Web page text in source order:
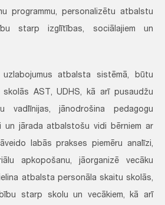
programmu, personalizētu atbalstu
starp izglītības, sociālajiem un
atbalsta sistēmā, būtu
skolās AST, UDHS, kā arī pusaudžu
vadlīnijas, jānodrošina pedagogu
un jārada atbalstošu vidi bērniem ar
labās prakses piemēru analīzi,
apkopošanu, jāorganizē vecāku
atbalsta personāla skaitu skolās,
starp skolu un vecākiem, kā arī